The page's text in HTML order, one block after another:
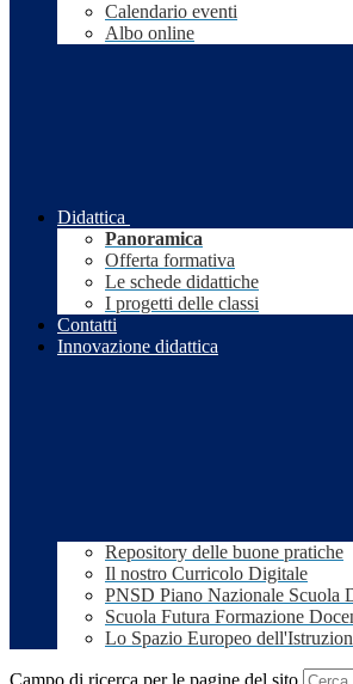
Calendario eventi
Albo online
Didattica
Panoramica
Offerta formativa
Le schede didattiche
I progetti delle classi
Contatti
Innovazione didattica
Repository delle buone pratiche
Il nostro Curricolo Digitale
PNSD Piano Nazionale Scuola
Scuola Futura Formazione
Lo Spazio Europeo